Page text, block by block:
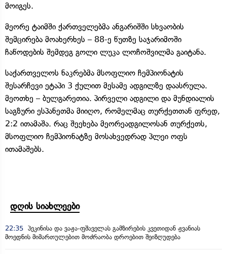
მოიგეს.
მეორე ტაიმში ქართველებმა ანგარიშში სხვაობის
შემცირება მოახერხეს – 88-ე წუთზე საჯარიმოში
ჩაწოდების შემდეგ გოლი ლუკა ლოჩოშვილმა გაიტანა.
საქართველოს ნაკრებმა მსოფლიო ჩემპიონატის
შესარჩევი ეტაპი 3 ქულით მესამე ადგილზე დაასრულა.
მეოთხე – ბულგარეთია. პირველი ადგილი და მუნდიალის
საგზური ესპანეთმა მიიღო, რომელმაც თურქეთთან ფრედ,
2:2 ითამაშა. რაც შეეხება მეორეადგილოსან თურქეთს,
მსოფლიო ჩემპიონატზე მოსახვედრად პლეი ოფს
ითამაშებს.
დღის სიახლეები
22:35 პეკინისა და ვაჟა-ფშაველას გამზირების კვეთიდან ჟვანიას
მოედნის მიმართულებით მოძრაობა დროებით შეიზღუდება